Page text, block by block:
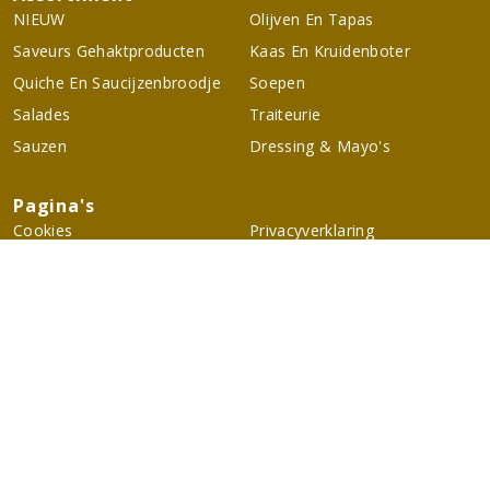
NIEUW
Olijven En Tapas
Saveurs Gehaktproducten
Kaas En Kruidenboter
Quiche En Saucijzenbroodje
Soepen
Salades
Traiteurie
Sauzen
Dressing & Mayo's
Pagina's
Cookies Privacyverklaring